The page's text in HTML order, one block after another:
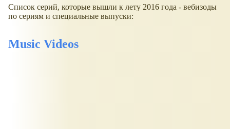
Список серий, которые вышли к лету 2016 года - вебизоды
по сериям и специальные выпуски:
Music Videos